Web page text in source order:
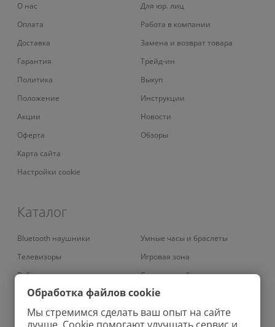
О нас
Оплата
Доставка
Гарантия
Политика
Положение
Акции
Оферта
Карта сайта
Настройки cookie
Для юр. лиц
Работа в компании
Замена и возврат товара
Трейд-ин
Выкуп
Инструкции
Новости
Обзоры
Каталог
Bluetooth наушники
Телевизоры
Роботы-пылесосы
Умные кондиционеры
Вертикальные пылесосы
Умные часы и браслеты
Игровая зона
Смарт-устройства
Умный дом
Аудио
Обработка файлов cookie
Мы стремимся сделать ваш опыт на сайте